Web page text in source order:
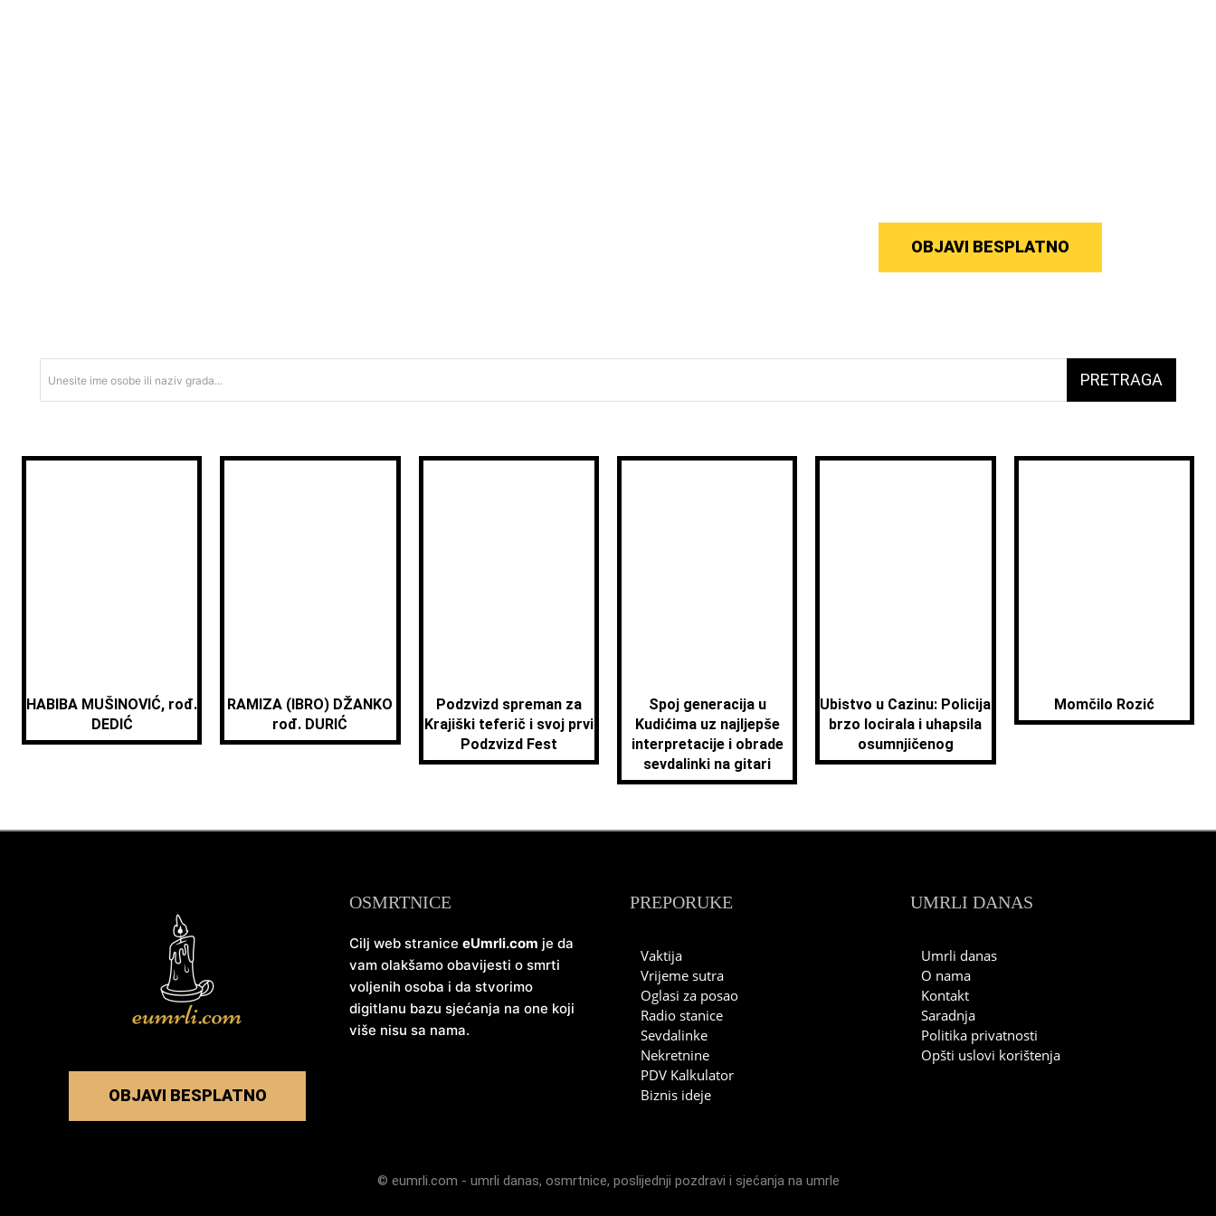
OBJAVI BESPLATNO
Unesite ime osobe ili naziv grada... PRETRAGA
HABIBA MUŠINOVIĆ, rođ.
DEDIĆ
RAMIZA (IBRO) DŽANKO
rođ. DURIĆ
Podzvizd spreman za
Krajiški teferič i svoj prvi
Podzvizd Fest
Spoj generacija u
Kudićima uz najljepše
interpretacije i obrade
sevdalinki na gitari
Ubistvo u Cazinu: Policija
brzo locirala i uhapsila
osumnjičenog
Momčilo Rozić
OBJAVI BESPLATNO
OSMRTNICE
Cilj web stranice eUmrli.com je da
vam olakšamo obavijesti o smrti
voljenih osoba i da stvorimo
digitlanu bazu sjećanja na one koji
više nisu sa nama.
PREPORUKE
Vaktija
Vrijeme sutra
Oglasi za posao
Radio stanice
Sevdalinke
Nekretnine
PDV Kalkulator
Biznis ideje
UMRLI DANAS
Umrli danas
O nama
Kontakt
Saradnja
Politika privatnosti
Opšti uslovi korištenja
© eumrli.com - umrli danas, osmrtnice, poslijednji pozdravi i sjećanja na umrle